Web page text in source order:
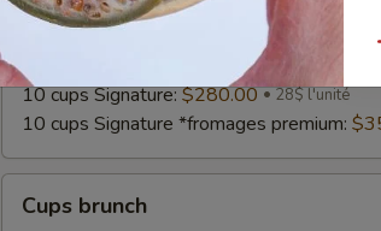
1 bouchée signature, 60 g de fromages fins, 30
accompagnés d’olives, fruits frais, légumes
10 cups Signature:$280.00 28$ l'unité
10 cups Signature *fromages premium:
brunch
Cups brunch